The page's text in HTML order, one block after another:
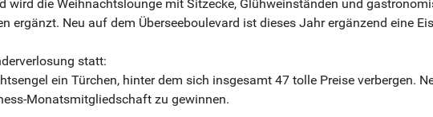
wird die Weihnachtslounge mit Sitzecke, Glühweinständen und
ergänzt. Neu auf dem Überseeboulevard ist dieses Jahr ergänzend eine
statt:
ein Türchen, hinter dem sich insgesamt 47 tolle Preise verbergen.
Monatsmitgliedschaft zu gewinnen.